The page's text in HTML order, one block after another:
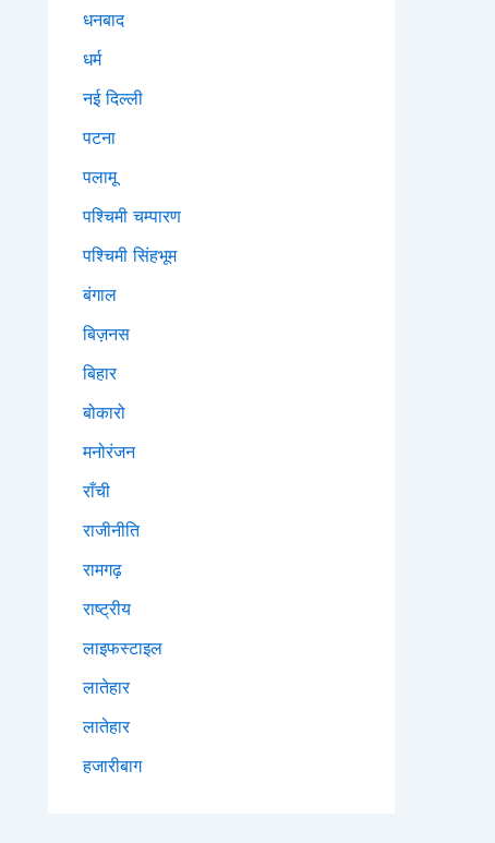
धनबाद
धर्म
नई दिल्ली
पटना
पलामू
पश्चिमी चम्पारण
पश्चिमी सिंहभूम
बंगाल
बिज़नस
बिहार
बोकारो
मनोरंजन
राँची
राजीनीति
रामगढ़
राष्ट्रीय
लाइफस्टाइल
लातेहार
लातेहार
हजारीबाग